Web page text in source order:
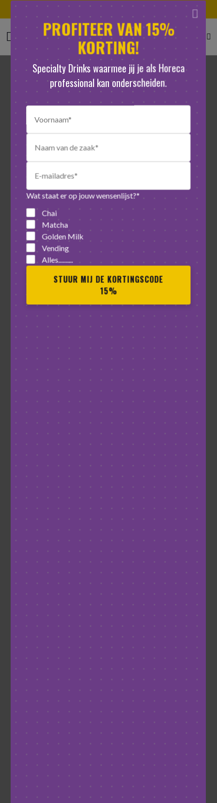
Gratis samples
PROFITEER VAN 15%
KORTING!
Specialty Drinks waarmee jij je als Horeca
professional kan onderscheiden.
Wat staat er op jouw wensenlijst?*
Chai
Matcha
Golden Milk
Vending
Alles..........
STUUR MIJ DE KORTINGSCODE
15%